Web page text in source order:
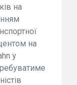
на
на
у